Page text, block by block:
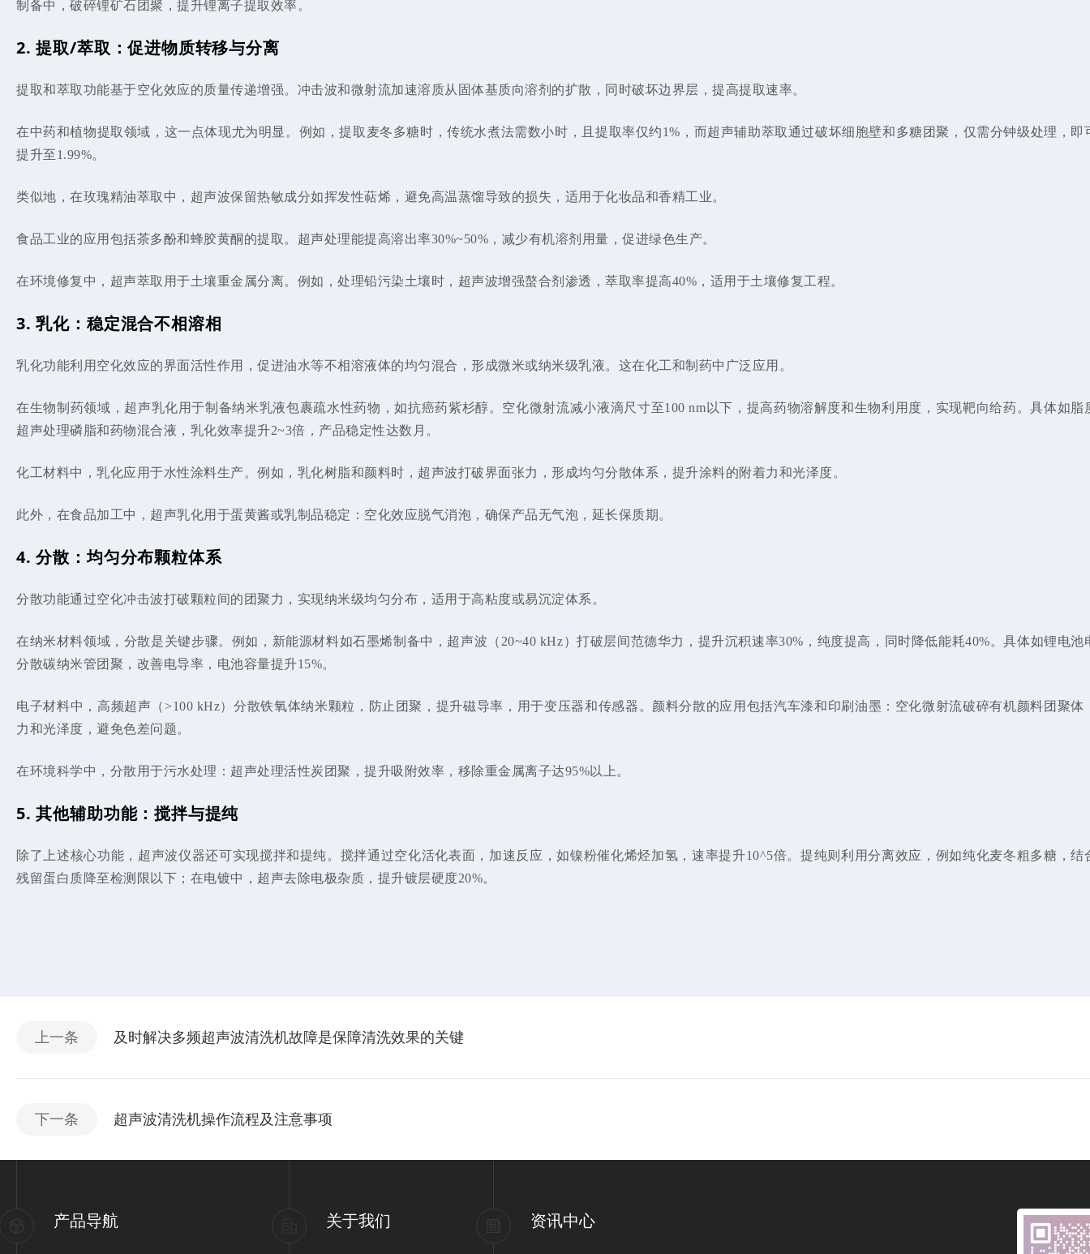
制备中，破碎锂矿石团聚，提升锂离子提取效率。
2. 提取/萃取：促进物质转移与分离
提取和萃取功能基于空化效应的质量传递增强。冲击波和微射流加速溶质从固体基质向溶剂的扩散，同时破坏边界层，提高提取速率。
在中药和植物提取领域，这一点体现尤为明显。例如，提取麦冬多糖时，传统水煮法需数小时，且提取率仅约1%，而超声辅助萃取通过破坏细胞壁和多糖团聚，仅需分钟级处理，即
提升至1.99%。
类似地，在玫瑰精油萃取中，超声波保留热敏成分如挥发性萜烯，避免高温蒸馏导致的损失，适用于化妆品和香精工业。
食品工业的应用包括茶多酚和蜂胶黄酮的提取。超声处理能提高溶出率30%~50%，减少有机溶剂用量，促进绿色生产。
在环境修复中，超声萃取用于土壤重金属分离。例如，处理铅污染土壤时，超声波增强螯合剂渗透，萃取率提高40%，适用于土壤修复工程。
3. 乳化：稳定混合不相溶相
乳化功能利用空化效应的界面活性作用，促进油水等不相溶液体的均匀混合，形成微米或纳米级乳液。这在化工和制药中广泛应用。
在生物制药领域，超声乳化用于制备纳米乳液包裹疏水性药物，如抗癌药紫杉醇。空化微射流减小液滴尺寸至100 nm以下，提高药物溶解度和生物利用度，实现靶向给药。具体如脂
超声处理磷脂和药物混合液，乳化效率提升2~3倍，产品稳定性达数月。
化工材料中，乳化应用于水性涂料生产。例如，乳化树脂和颜料时，超声波打破界面张力，形成均匀分散体系，提升涂料的附着力和光泽度。
此外，在食品加工中，超声乳化用于蛋黄酱或乳制品稳定：空化效应脱气消泡，确保产品无气泡，延长保质期。
4. 分散：均匀分布颗粒体系
分散功能通过空化冲击波打破颗粒间的团聚力，实现纳米级均匀分布，适用于高粘度或易沉淀体系。
在纳米材料领域，分散是关键步骤。例如，新能源材料如石墨烯制备中，超声波（20~40 kHz）打破层间范德华力，提升沉积速率30%，纯度提高，同时降低能耗40%。具体如锂电池
分散碳纳米管团聚，改善电导率，电池容量提升15%。
电子材料中，高频超声（>100 kHz）分散铁氧体纳米颗粒，防止团聚，提升磁导率，用于变压器和传感器。颜料分散的应用包括汽车漆和印刷油墨：空化微射流破碎有机颜料团聚体
力和光泽度，避免色差问题。
在环境科学中，分散用于污水处理：超声处理活性炭团聚，提升吸附效率，移除重金属离子达95%以上。
5. 其他辅助功能：搅拌与提纯
除了上述核心功能，超声波仪器还可实现搅拌和提纯。搅拌通过空化活化表面，加速反应，如镍粉催化烯烃加氢，速率提升10^5倍。提纯则利用分离效应，例如纯化麦冬粗多糖，结
残留蛋白质降至检测限以下；在电镀中，超声去除电极杂质，提升镀层硬度20%。
上一条 及时解决多频超声波清洗机故障是保障清洗效果的关键
下一条 超声波清洗机操作流程及注意事项
产品导航 关于我们 资讯中心